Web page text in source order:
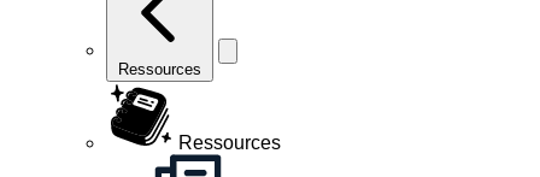
Ressources
Ressources